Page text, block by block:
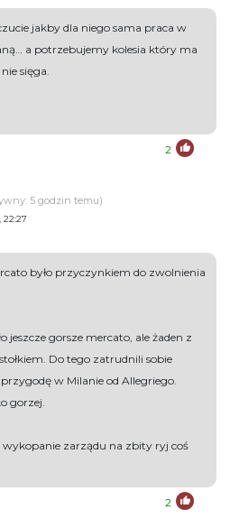
jakby dla niego sama praca w
a potrzebujemy kolesia który ma
sięga.
2
5 godzin temu)
22:27
było przyczynkiem do zwolnienia
jeszcze gorsze mercato, ale żaden z
Do tego zatrudnili sobie
w Milanie od Allegriego.
gorzej.
wykopanie zarządu na zbity ryj coś
2